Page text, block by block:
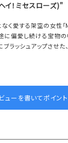
！ミセスローズ)"
く愛する架空の女性「
に偏愛し続ける宝物の
ラッシュアップさせた